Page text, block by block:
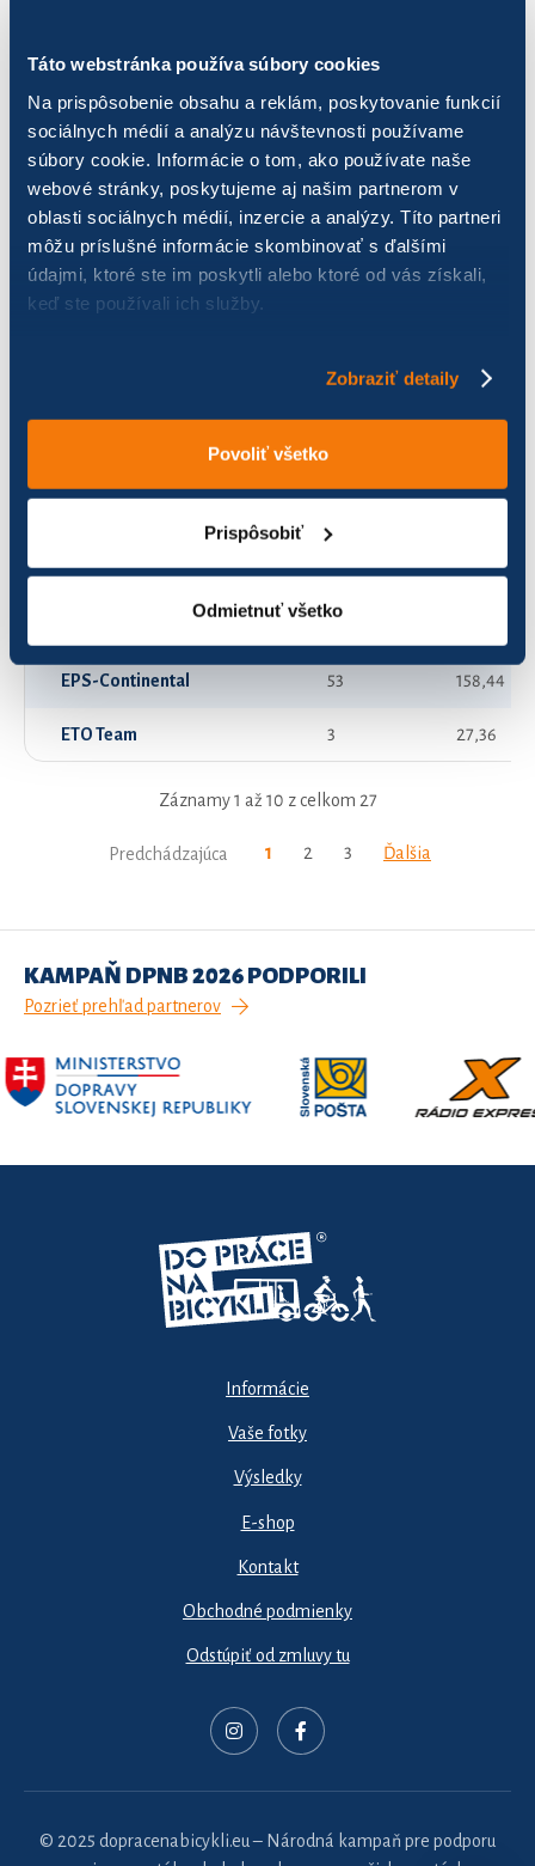
Táto webstránka používa súbory cookies
Na prispôsobenie obsahu a reklám, poskytovanie funkcií
sociálnych médií a analýzu návštevnosti používame
súbory cookie. Informácie o tom, ako používate naše
webové stránky, poskytujeme aj našim partnerom v
oblasti sociálnych médií, inzercie a analýzy. Títo partneri
môžu príslušné informácie skombinovať s ďalšími
údajmi, ktoré ste im poskytli alebo ktoré od vás získali,
keď ste používali ich služby.
Zobraziť detaily
Povoliť všetko
Prispôsobiť
Odmietnuť všetko
Zobraziť výsledkov
Názov Počet jázd
AALenky 41
BAR team Continental
Draci na bicykloch 2 32,09
EPS-Continental 53 158,44
ETO Team 3 27,36
Záznamy 1 až 10 z celkom 27
Predchádzajúca 1 2 3 Ďalšia
KAMPAŇ DPNB 2026 PODPORILI
Pozrieť prehľad partnerov
Informácie
Vaše fotky
Výsledky
E-shop
Kontakt
Obchodné podmienky
Odstúpiť od zmluvy tu
© 2025 dopracenabicykli.eu – Národná kampaň pre podporu